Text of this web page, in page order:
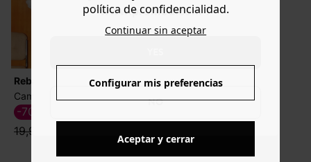
www.promod.com ?
NO
Rebajas
19,99 €
-70%
política de confidencialidad.
Continuar sin aceptar
Configurar mis preferencias
Aceptar y cerrar